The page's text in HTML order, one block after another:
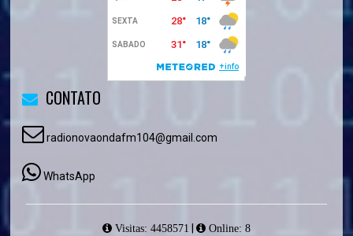
CONTATO
radionovaondafm104@gmail.com
WhatsApp
Visitas: 4458571 Online: 8